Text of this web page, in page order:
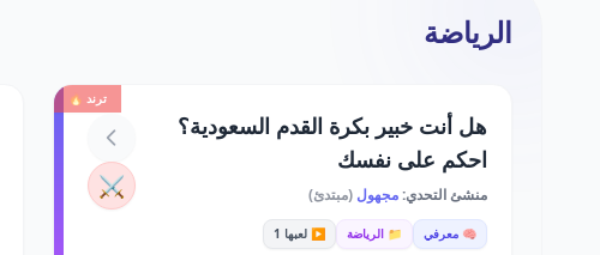
الرياضة
ترند 🔥
هل أنت خبير بكرة القدم السعودية؟
احكم على نفسك
منشئ التحدي:مجهول (مبتدئ)
🧠 معرفي 📁 الرياضة ▶️ لعبها 1
⚔️